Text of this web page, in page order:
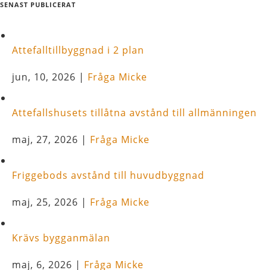
SENAST PUBLICERAT
Attefalltillbyggnad i 2 plan
jun, 10, 2026 | Fråga Micke
Attefallshusets tillåtna avstånd till allmänningen
maj, 27, 2026 | Fråga Micke
Friggebods avstånd till huvudbyggnad
maj, 25, 2026 | Fråga Micke
Krävs bygganmälan
maj, 6, 2026 | Fråga Micke